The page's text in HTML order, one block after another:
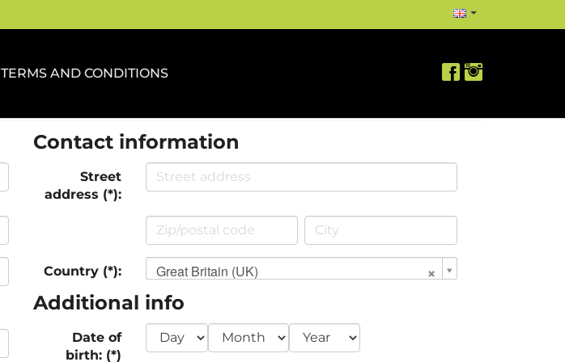
TERMS AND CONDITIONS
Contact information
Street
address (*):
Country (*): Great Britain (UK)
Additional info
Date of
birth: (*)